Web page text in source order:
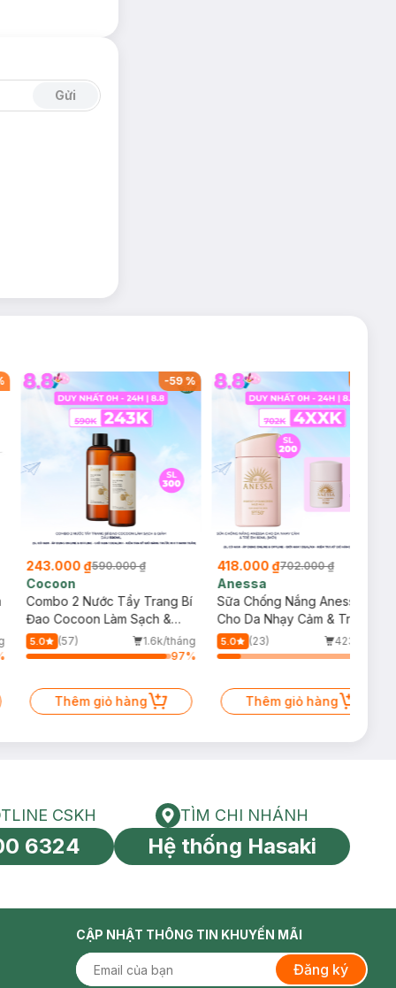
Gửi
-59%
243.000 ₫590.000 ₫
Cocoon
Combo 2 Nước Tẩy Trang Bí
Đao Cocoon Làm Sạch &
Giảm Dầu 500ml
5.0 (57)
1.6k/tháng
97%
Thêm giỏ hàng
418.000 ₫702.000 ₫
Anessa
Sữa Chống Nắng Anessa
Cho Da Nhạy Cảm & Trẻ Em
60ml (Mới)
5.0 (23)
423/tháng
Thêm giỏ hàng
toàn cầu
HOTLINE CSKH
CSKH
6324
Tìm chi nhánh
TÌM CHI NHÁNH
Hệ thống Hasaki
CẬP NHẬT THÔNG TIN KHUYẾN MÃI
Đăng ký